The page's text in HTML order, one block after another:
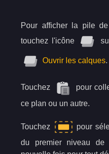
Pour afficher la pile
touchez l'icône
Ouvrir les calques.
Touchez
pour
ce plan ou un autre.
Touchez
pour
du premier niveau de